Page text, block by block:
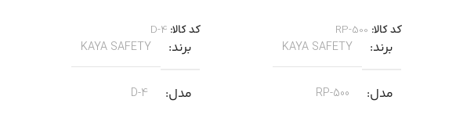
کد کالا: RP-500
برند KAYA SAFETY
مدل RP-500
کد کالا: D-4
برند KAYA SAFETY
مدل D-4